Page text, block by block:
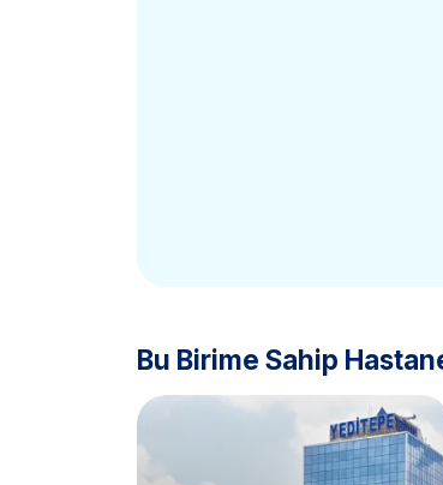
Bu Birime Sahip